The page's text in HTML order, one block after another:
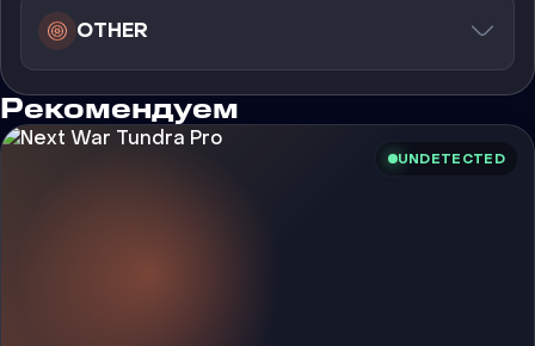
OTHER
Рекомендуем
UNDETECTED